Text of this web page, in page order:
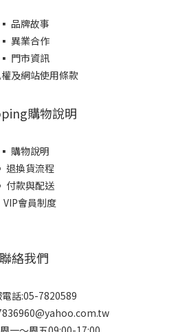
▪ 品牌故事
▪ 異業合作
▪ 門市資訊
及網站使用條款
購物說明
▪ 購物說明
退換貨流程
付款與配送
VIP會員制度
聯絡我們
話:05-7820589